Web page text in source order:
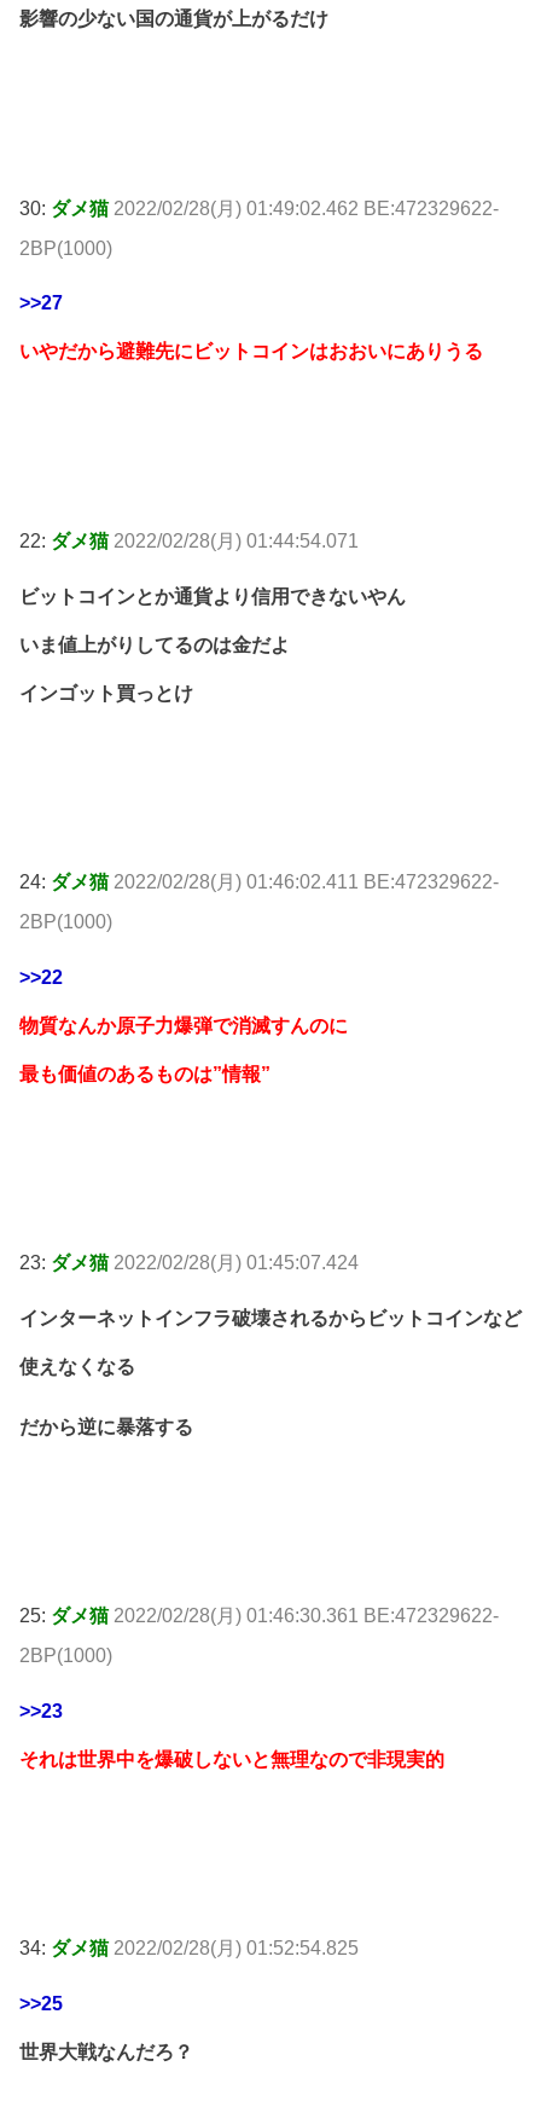
影響の少ない国の通貨が上がるだけ
30: ダメ猫 2022/02/28(月) 01:49:02.462 BE:472329622-
2BP(1000)
>>27
いやだから避難先にビットコインはおおいにありうる
22: ダメ猫 2022/02/28(月) 01:44:54.071
ビットコインとか通貨より信用できないやん
いま値上がりしてるのは金だよ
インゴット買っとけ
24: ダメ猫 2022/02/28(月) 01:46:02.411 BE:472329622-
2BP(1000)
>>22
物質なんか原子力爆弾で消滅すんのに
最も価値のあるものは”情報”
23: ダメ猫 2022/02/28(月) 01:45:07.424
インターネットインフラ破壊されるからビットコインなど
使えなくなる
だから逆に暴落する
25: ダメ猫 2022/02/28(月) 01:46:30.361 BE:472329622-
2BP(1000)
>>23
それは世界中を爆破しないと無理なので非現実的
34: ダメ猫 2022/02/28(月) 01:52:54.825
>>25
世界大戦なんだろ？